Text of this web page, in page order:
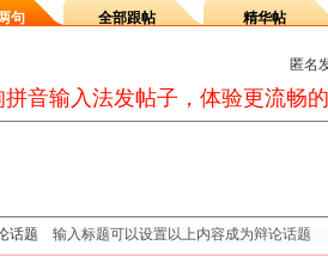
句 全部跟帖 精华帖
匿名
拼音输入法发帖子，体验更流畅
话题